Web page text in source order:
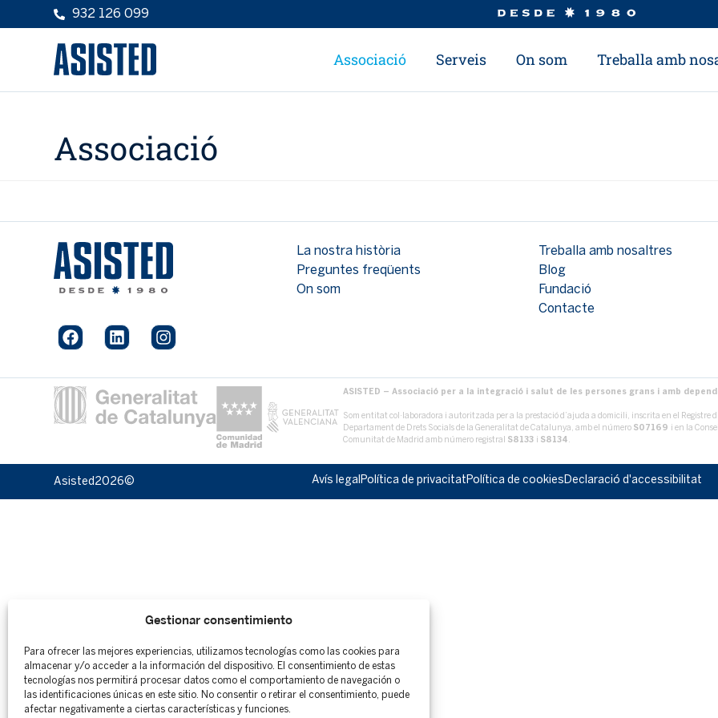
Gestionar consentimiento
Para ofrecer las mejores experiencias, utilizamos tecnologías como las cookies para
almacenar y/o acceder a la información del dispositivo. El consentimiento de estas
tecnologías nos permitirá procesar datos como el comportamiento de navegación o
las identificaciones únicas en este sitio. No consentir o retirar el consentimiento, puede
afectar negativamente a ciertas características y funciones.
932 126 099
Associació Serveis On som Treballa amb
Associació
La nostra història
Preguntes freqüents
On som
Treballa amb nosaltres
Blog
Fundació
Contacte
ASISTED – Associació per a la integració i salut de les persones grans i amb
Som entitat col·laboradora i autoritzada per a la prestació d’ajuda a domicili, inscrita en el Registre
Departament de Drets Socials de la Generalitat de Catalunya, amb el número S07169
i en la
Comunitat de Madrid amb número registral
S8133 S8134 .
Asisted2026© Avís legal Política de privacitat Política de cookies Declaració d'accessibilitat